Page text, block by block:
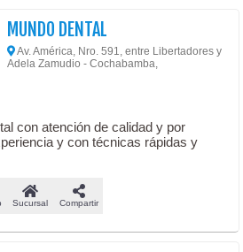
MUNDO DENTAL
Av. América, Nro. 591, entre Libertadores y
Adela Zamudio - Cochabamba,
con atención de calidad y por
y con técnicas rápidas y
Sucursal Compartir